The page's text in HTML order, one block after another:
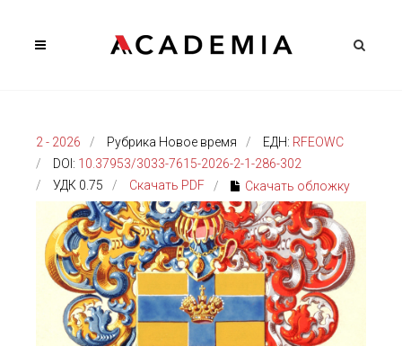
2 - 2026 Рубрика Новое время ЕДН: RFEOWC
DOI: 10.37953/3033-7615-2026-2-1-286-302
УДК 0.75
Скачать PDF Скачать обложку